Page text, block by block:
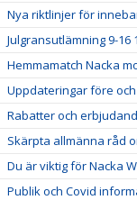
Nya riktlinjer för
Julgransutlämning 9-16
Hemmamatch Nacka
Uppdateringar före
Rabatter och
Skärpta allmänna råd
Du är viktig för Nacka
Publik och Covid